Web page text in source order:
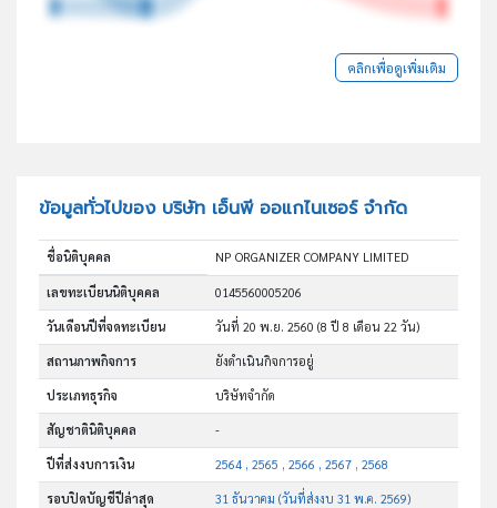
คลิกเพื่อดูเพิ่มเติม
ข้อมูลทั่วไปของ บริษัท เอ็นพี ออแกไนเซอร์ จำกัด
ชื่อนิติบุคคล NP ORGANIZER COMPANY LIMITED
เลขทะเบียนนิติบุคคล 0145560005206
วันเดือนปีที่จดทะเบียน วันที่ 20 พ.ย. 2560(8 ปี 8 เดือน 22 วัน)
สถานภาพกิจการ ยังดำเนินกิจการอยู่
ประเภทธุรกิจ บริษัทจำกัด
สัญชาตินิติบุคคล -
ปีที่ส่งงบการเงิน 2564 , 2565 , 2566 , 2567 , 2568
รอบปิดบัญชีปีล่าสุด 31 ธันวาคม (วันที่ส่งงบ 31 พ.ค. 2569)